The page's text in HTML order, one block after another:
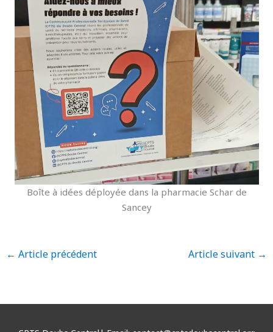
Boîte à idées déployée dans la pharmacie Schar de
Sancey
← Article précédent Article suivant →